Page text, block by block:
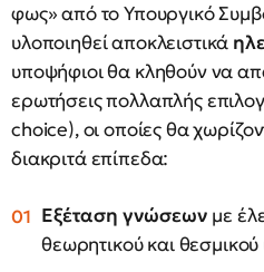
φως» από το Υπουργικό
υλοποιηθεί αποκλειστικά
υποψήφιοι θα κληθούν να
ερωτήσεις πολλαπλής
choice), οι οποίες θα
διακριτά επίπεδα:
Εξέταση γνώσεων με
θεωρητικού και